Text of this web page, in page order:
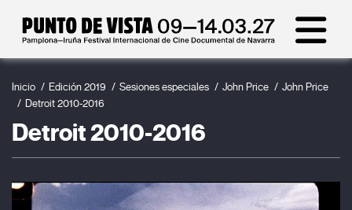
Inicio Edición 2019 Sesiones especiales John Price
John Price
Detroit 2010-2016
Detroit 2010-2016